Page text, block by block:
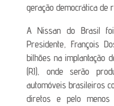
geração democrática de
A Nissan do Brasil
Presidente, François
bilhões na implantação
(RJ), onde serão
automóveis brasileiros
diretos e pelo menos